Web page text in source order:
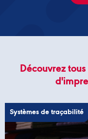
Découvrez
Systèmes de traçabilité